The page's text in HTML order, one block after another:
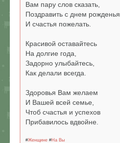
Вам пару слов сказать,
Поздравить с днем рожденья
И счастья пожелать.
Красивой оставайтесь
На долгие года,
Задорно улыбайтесь,
Как делали всегда.
Здоровья Вам желаем
И Вашей всей семье,
Чтоб счастья и успехов
Прибавилось вдвойне.
#Женщине #На Вы